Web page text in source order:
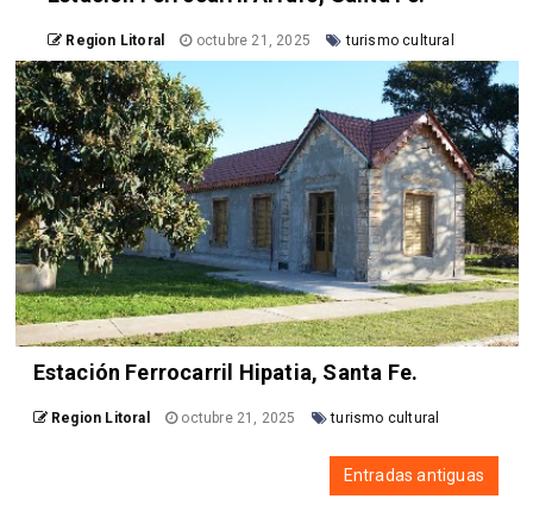
Region Litoral octubre 21, 2025 turismo cultural
Estación Ferrocarril Hipatia, Santa Fe.
Region Litoral octubre 21, 2025 turismo cultural
Entradas antiguas